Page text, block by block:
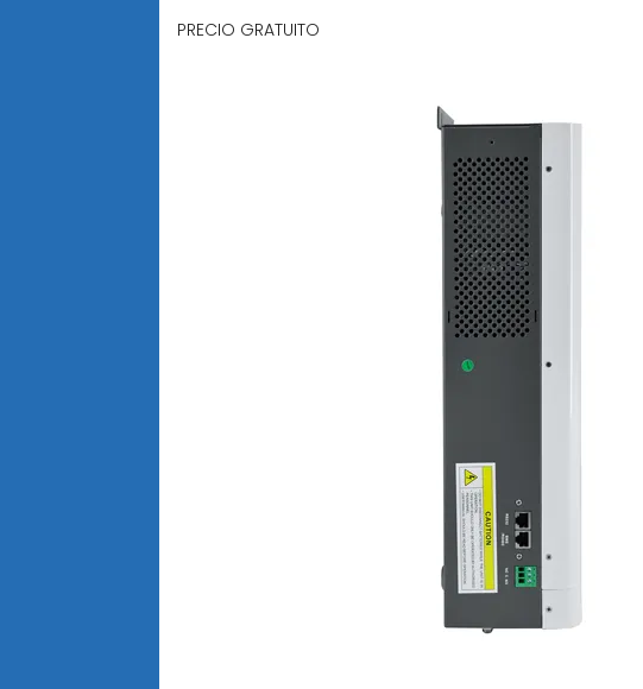
PRECIO GRATUITO